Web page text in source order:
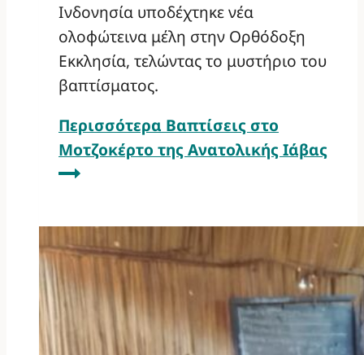
Ινδονησία υποδέχτηκε νέα
ολοφώτεινα μέλη στην Ορθόδοξη
Εκκλησία, τελώντας το μυστήριο του
βαπτίσματος.
Περισσότερα Βαπτίσεις στο
Μοτζοκέρτο της Ανατολικής Ιάβας